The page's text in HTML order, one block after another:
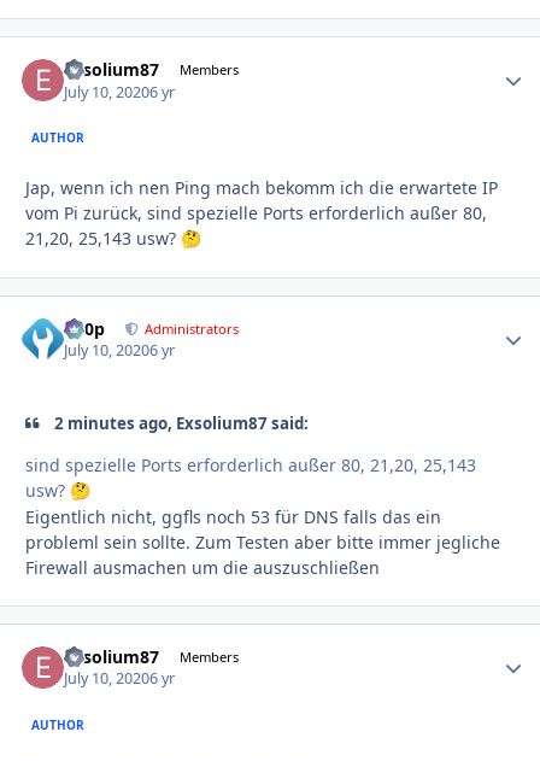
Exsolium87 Members
July 10, 20206 yr
AUTHOR
Jap, wenn ich nen Ping mach bekomm ich die erwartete IP
vom Pi zurück, sind spezielle Ports erforderlich außer 80,
21,20, 25,143 usw? 🤔
d00p Administrators
July 10, 20206 yr
2 minutes ago, Exsolium87 said:
sind spezielle Ports erforderlich außer 80, 21,20, 25,143
usw? 🤔
Eigentlich nicht, ggfls noch 53 für DNS falls das ein
probleml sein sollte. Zum Testen aber bitte immer jegliche
Firewall ausmachen um die auszuschließen
Exsolium87 Members
July 10, 20206 yr
AUTHOR